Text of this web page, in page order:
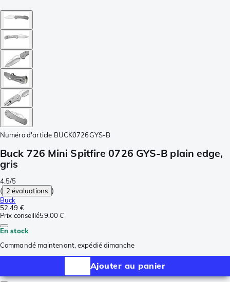
Numéro d'article BUCK0726GYS-B
Buck 726 Mini Spitfire 0726 GYS-B plain edge,
gris
4.5/5
( 2 évaluations )
Buck
52,49 €
Prix conseillé59,00 €
En stock
Commandé maintenant, expédié dimanche
Ajouter au panier